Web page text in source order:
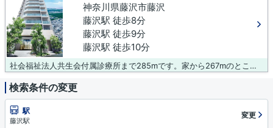
神奈川県藤沢市藤沢
藤沢駅 徒歩8分
藤沢駅 徒歩9分
藤沢駅 徒歩10分
社会福祉法人共生会付属診療所まで285mです。家から267mのところに、薬や日用品を買うのに便利なこぐま薬局があります。築2年以内の物件ですので、外観もキレイです。多くの方に好評な、清潔感のある室内が魅力の中古マンションです。東海道本線藤沢近くでマイホームをお探しなら、0120-485-494やinfo-era@dande.jpからお問い合わせ下さい。ダンデライオン 王子店に遠慮なくご依頼下さい。
検索条件の変更
駅
藤沢駅
変更